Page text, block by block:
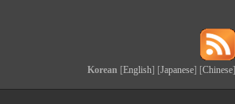
Korean [English] [Japanese] [Chinese]